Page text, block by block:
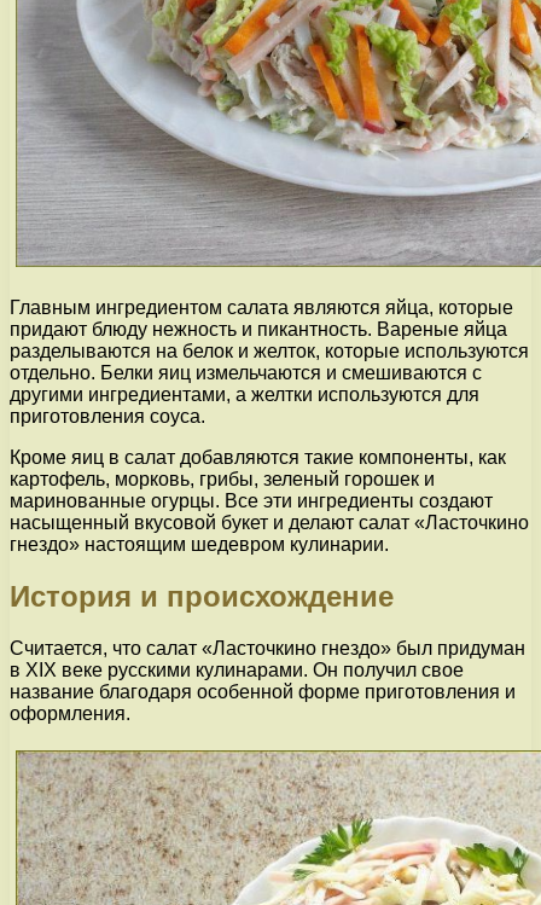
Главным ингредиентом салата являются яйца, которые
придают блюду нежность и пикантность. Вареные яйца
разделываются на белок и желток, которые используются
отдельно. Белки яиц измельчаются и смешиваются с
другими ингредиентами, а желтки используются для
приготовления соуса.
Кроме яиц в салат добавляются такие компоненты, как
картофель, морковь, грибы, зеленый горошек и
маринованные огурцы. Все эти ингредиенты создают
насыщенный вкусовой букет и делают салат «Ласточкино
гнездо» настоящим шедевром кулинарии.
История и происхождение
Считается, что салат «Ласточкино гнездо» был придуман
в XIX веке русскими кулинарами. Он получил свое
название благодаря особенной форме приготовления и
оформления.